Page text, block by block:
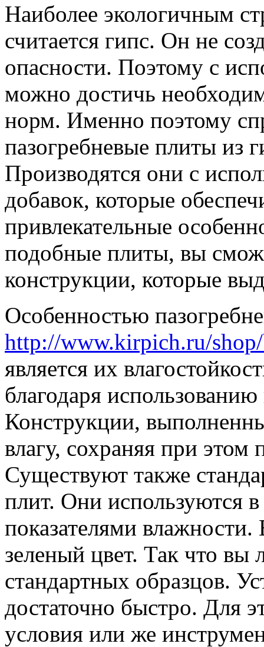
Наиболее экологичным
считается гипс. Он не
опасности. Поэтому с
можно достичь
норм. Именно поэтому
пазогребневые плиты из
Производятся они с
добавок, которые
привлекательные
подобные плиты, вы
конструкции, которые
Особенностью
http://www.kirpich.ru/
является их
благодаря
Конструкции,
влагу, сохраняя при
Существуют также
плит. Они используются
показателями
зеленый цвет. Так что вы
стандартных образцов.
достаточно быстро. Для
условия или же